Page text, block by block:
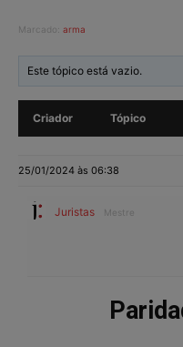
Marcado: arma
Este tópico está vazio.
Criador Tópico
25/01/2024 às 06:38
Juristas Mestre